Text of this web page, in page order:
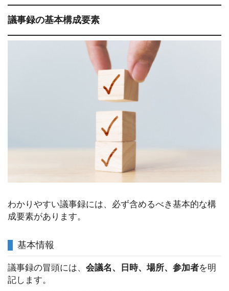
議事録の基本構成要素
わかりやすい議事録には、必ず含めるべき基本的な構
成要素があります。
基本情報
議事録の冒頭には、 会議名、日時、場所、参加者を明
記します。